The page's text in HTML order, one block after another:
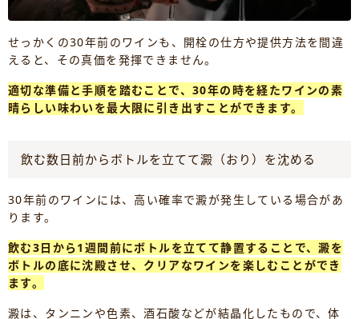
せっかくの30年前のワインも、開栓の仕方や提供方法を間違
えると、その真価を発揮できません。
適切な準備と手順を踏むことで、30年の時を経たワインの素
晴らしい味わいを最大限に引き出すことができます。
飲む数日前からボトルを立てて澱（おり）を沈める
30年前のワインには、高い確率で澱が発生している場合があ
ります。
飲む3日から1週間前にボトルを立てて静置することで、澱を
ボトルの底に沈殿させ、クリアなワインを楽しむことができ
ます。
澱は、タンニンや色素、酒石酸などが結晶化したもので、体